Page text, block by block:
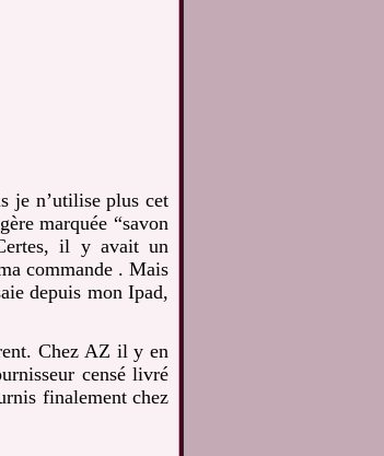
je n’utilise plus cet
marquée “savon
il y avait un
commande . Mais
depuis mon Ipad,
Chez AZ il y en
censé livré
finalement chez